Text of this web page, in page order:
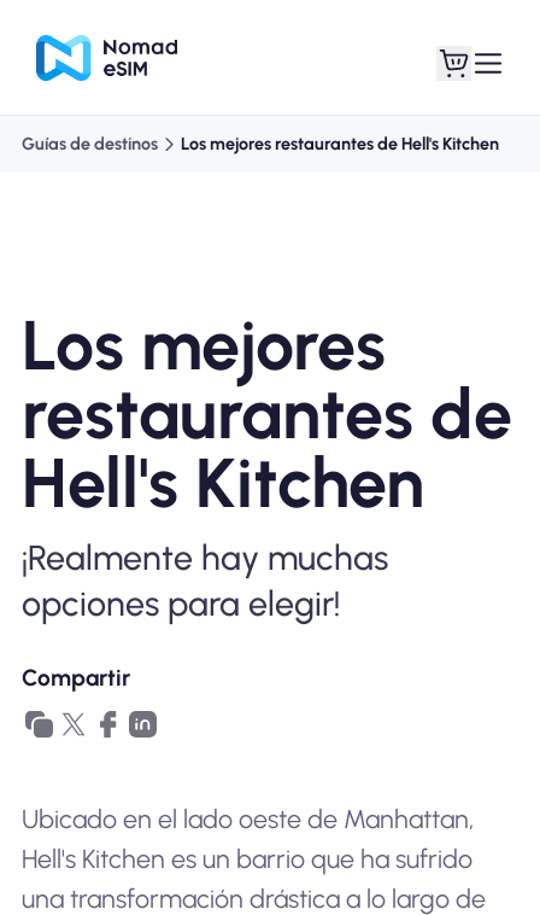
Planes de la tienda
Acerca de eSIM
Por qué la eSIM Nomad
Usando una eSIM
Guías de destinos Los mejores restaurantes de Hell's Kitchen
Los mejores
restaurantes de
Hell's Kitchen
¡Realmente hay muchas
opciones para elegir!
Compartir
Ubicado en el lado oeste de Manhattan,
Hell's Kitchen es un barrio que ha sufrido
una transformación drástica a lo largo de